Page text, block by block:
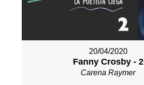
20/04/2020
Fanny Crosby - 2
Carena Raymer